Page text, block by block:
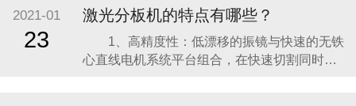
板达到其他部位，基本上不会造成任何的变
形，利用激光就能制作出复杂形状的工件，所
切割的工件并不需要进行下一步的加工就能直
接使用。 激光分
2021-01
23
激光分板机的特点有哪些？
1、高精度性：低漂移的振镜与快速的无铁
心直线电机系统平台组合，在快速切割同时保